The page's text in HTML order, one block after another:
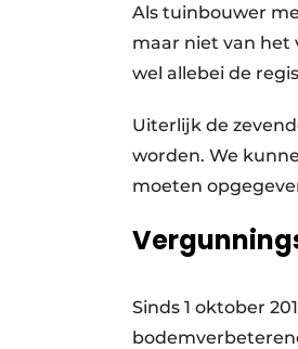
Als tuinbouwer
maar niet van
wel allebei de
Uiterlijk de
worden. We
moeten
Sinds 1 oktober